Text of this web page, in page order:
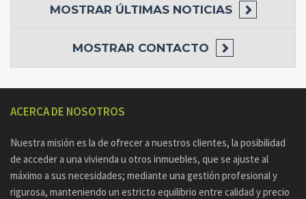
MOSTRAR ÚLTIMAS NOTICIAS
MOSTRAR CONTACTO
ACERCA DE NOSOTROS
Nuestra misión es la de ofrecer a nuestros clientes, la posibilidad
de acceder a una vivienda u otros inmuebles, que se ajuste al
máximo a sus necesidades; mediante una gestión profesional y
rigurosa, manteniendo un estricto equilibrio entre calidad y precio